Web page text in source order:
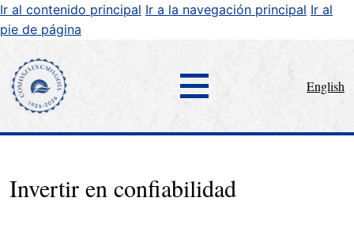
Ir al contenido principal Ir a la navegación principal Ir al
pie de página
English
Invertir en confiabilidad